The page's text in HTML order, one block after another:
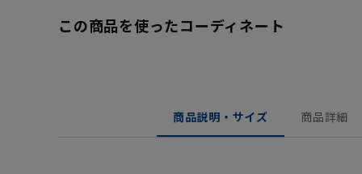
この商品を使ったコーディネート
商品説明・サイズ 商品詳細